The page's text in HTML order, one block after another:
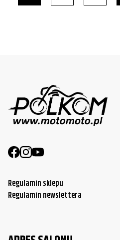
Regulamin sklepu
Regulamin newslettera